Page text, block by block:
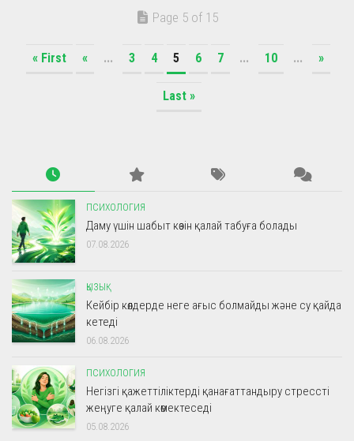
Page 5 of 15
« First « ... 3 4 5 6 7 ... 10 ... »
Last »
ПСИХОЛОГИЯ
Даму үшін шабыт көзін қалай табуға болады
07.08.2026
ҚЫЗЫҚ
Кейбір көлдерде неге ағыс болмайды және су қайда
кетеді
06.08.2026
ПСИХОЛОГИЯ
Негізгі қажеттіліктерді қанағаттандыру стрессті
жеңуге қалай көмектеседі
05.08.2026